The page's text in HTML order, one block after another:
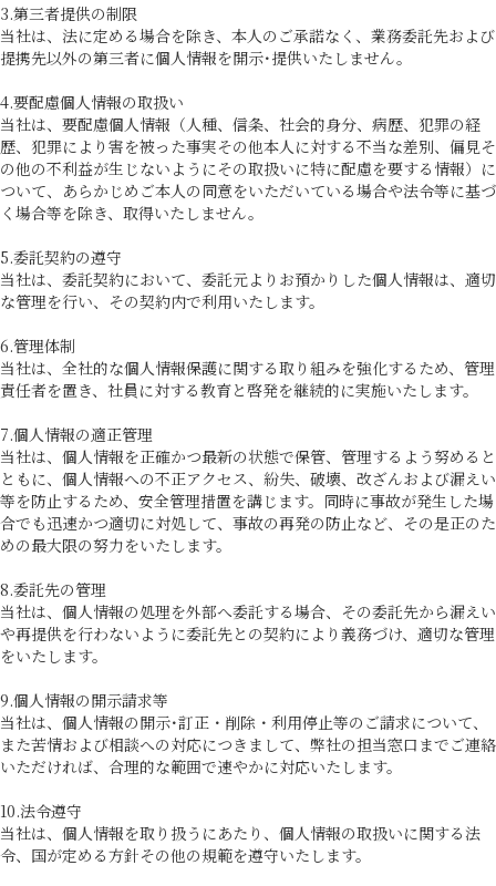
3.第三者提供の制限
当社は、法に定める場合を除き、本人のご承諾なく、業務委託先および
提携先以外の第三者に個人情報を開示･提供いたしません。
4.要配慮個人情報の取扱い
当社は、要配慮個人情報（人種、信条、社会的身分、病歴、犯罪の経
歴、犯罪により害を被った事実その他本人に対する不当な差別、偏見そ
の他の不利益が生じないようにその取扱いに特に配慮を要する情報）に
ついて、あらかじめご本人の同意をいただいている場合や法令等に基づ
く場合等を除き、取得いたしません。
5.委託契約の遵守
当社は、委託契約において、委託元よりお預かりした個人情報は、適切
な管理を行い、その契約内で利用いたします。
6.管理体制
当社は、全社的な個人情報保護に関する取り組みを強化するため、管理
責任者を置き、社員に対する教育と啓発を継続的に実施いたします。
7.個人情報の適正管理
当社は、個人情報を正確かつ最新の状態で保管、管理するよう努めると
ともに、個人情報への不正アクセス、紛失、破壊、改ざんおよび漏えい
等を防止するため、安全管理措置を講じます。同時に事故が発生した場
合でも迅速かつ適切に対処して、事故の再発の防止など、その是正のた
めの最大限の努力をいたします。
8.委託先の管理
当社は、個人情報の処理を外部へ委託する場合、その委託先から漏えい
や再提供を行わないように委託先との契約により義務づけ、適切な管理
をいたします。
9.個人情報の開示請求等
当社は、個人情報の開示･訂正・削除・利用停止等のご請求について、
また苦情および相談への対応につきまして、弊社の担当窓口までご連絡
いただければ、合理的な範囲で速やかに対応いたします。
10.法令遵守
当社は、個人情報を取り扱うにあたり、個人情報の取扱いに関する法
令、国が定める方針その他の規範を遵守いたします。